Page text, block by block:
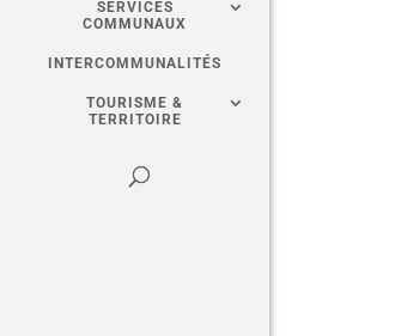
SERVICES
COMMUNAUX
INTERCOMMUNALITÉS
TOURISME &
TERRITOIRE